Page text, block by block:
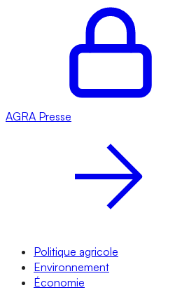
AGRA Presse
Politique agricole
Environnement
Économie